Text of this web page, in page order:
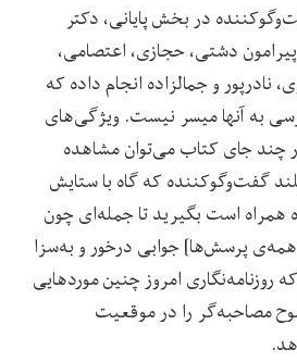
در بخش پایانی، دکتر
دشتی، حجازی، اعتصامی،
نادرپور و جمالزاده انجام داده که
به آنها میسر نیست. ویژگی‌های
چند جای کتاب می‌توان مشاهده
گفت‌وگوکننده که گاه با ستایش
همراه است بگیرید تا جمله‌ای چون
پرسش‌ها] جوابی درخور و به‌سزا
است.» (ص ۲۷۷) که روزنامه‌نگاری امروز چنین موردهایی
مصاحبه‌گر را در موقعیت